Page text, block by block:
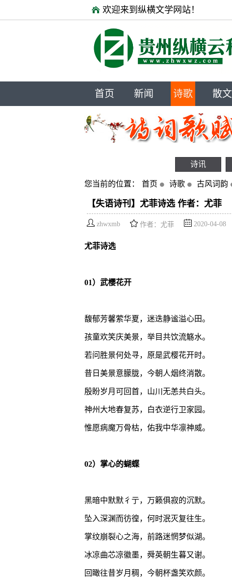
欢迎来到纵横文学网站！
首页 新闻 诗歌 散文
诗讯
您当前的位置： 首页 诗歌 古风词韵
【失语诗刊】尤菲诗选 作者：尤菲
zhwxmb 作者：尤菲 2020-04-08
尤菲诗选
01）武樱花开
馥郁芳馨萦华夏，迷迭静谧溢心田。
孩童欢笑庆美景，举目共饮流觞水。
若问胜景何处寻，原是武樱花开时。
昔日美景意朦胧，今朝人烟终消散。
殷盼岁月可回首，山川无恙共白头。
神州大地春复苏，白衣逆行卫家园。
惟愿病魔万骨枯，佑我中华凛神威。
02）掌心的蝴蝶
黑暗中默默彳亍，万籁俱寂的沉默。
坠入深渊而彷徨，何时泯灭复往生。
掌纹崩裂心之海，前路迷惘梦似湖。
冰凉曲芯凉徽墨，舜英朝生暮又谢。
回瞰往昔岁月稠，今朝杯盏笑欢颜。